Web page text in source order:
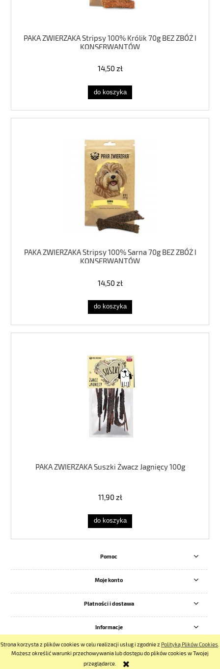
Strona korzysta z plików cookies w celu realizacji usług i zgodnie z Polityką Plików Cookies
Możesz określić warunki przechowywania lub dostępu do plików cookies w Twojej
przeglądarce.
PAKA ZWIERZAKA Stripsy 100% Królik 70g BEZ ZBÓŻ I
KONSERWANTÓW
14,50 zł
do koszyka
PAKA ZWIERZAKA Stripsy 100% Sarna 70g BEZ ZBÓŻ I
KONSERWANTÓW
14,50 zł
do koszyka
PAKA ZWIERZAKA Suszki Żwacz Jagnięcy 100g
11,90 zł
do koszyka
Pomoc
Moje konto
Płatności i dostawa
Informacje
pokaż pełną wersję strony
Sklep internetowy Shoper.pl